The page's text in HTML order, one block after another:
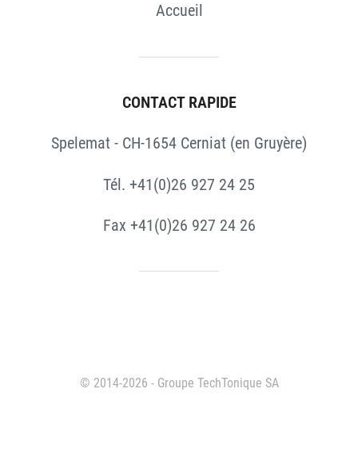
Accueil
CONTACT RAPIDE
Spelemat - CH-1654 Cerniat (en Gruyère)
Tél. +41(0)26 927 24 25
Fax +41(0)26 927 24 26
© 2014-2026 - Groupe TechTonique SA